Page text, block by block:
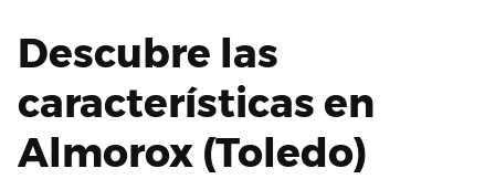
Descubre las
características en
Almorox (Toledo)